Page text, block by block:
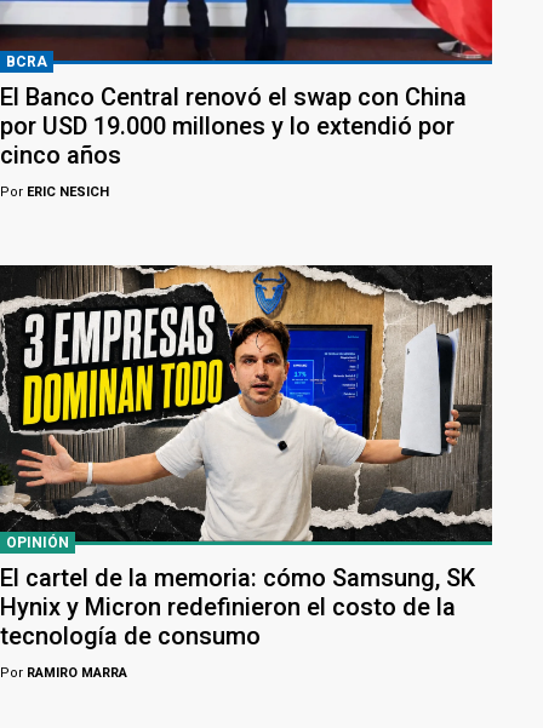
BCRA
El Banco Central renovó el swap con China
por USD 19.000 millones y lo extendió por
cinco años
Por ERIC NESICH
OPINIÓN
El cartel de la memoria: cómo Samsung, SK
Hynix y Micron redefinieron el costo de la
tecnología de consumo
Por RAMIRO MARRA